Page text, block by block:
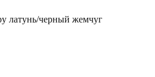
латунь/черный жемчуг